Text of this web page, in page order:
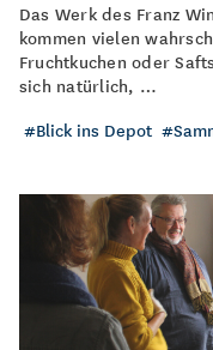
Das Werk des Franz
kommen vielen
Fruchtkuchen oder
sich natürlich, …
Blick ins Depot